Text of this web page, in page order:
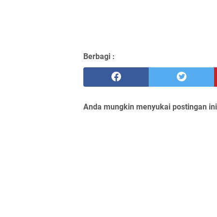
Berbagi :
Anda mungkin menyukai postingan